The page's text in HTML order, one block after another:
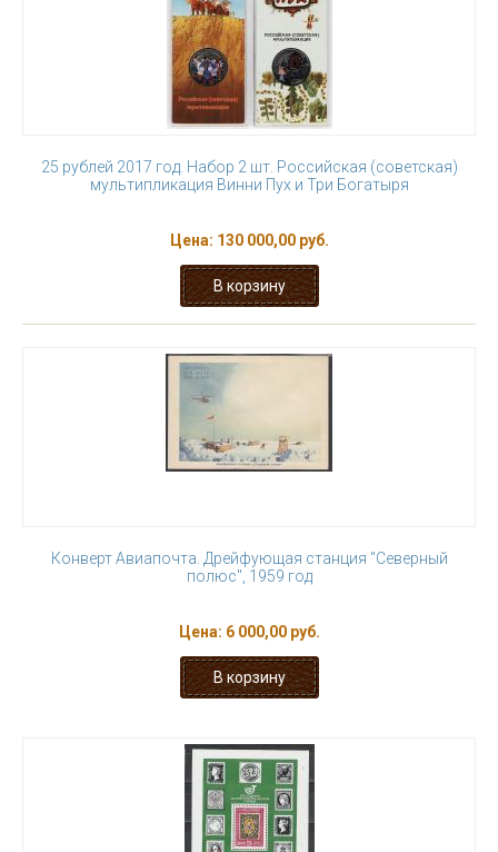
25 рублей 2017 год. Набор 2 шт. Российская (советская)
мультипликация Винни Пух и Три Богатыря
Цена: 130 000,00 руб.
Конверт Авиапочта. Дрейфующая станция "Северный
полюс", 1959 год
Цена: 6 000,00 руб.